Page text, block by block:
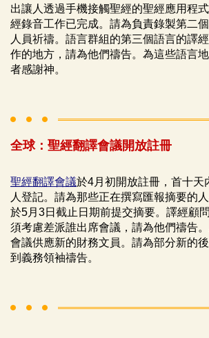
出讓人透過手機接觸聖經的聖經應用程
經錄音工作已完成。請為負責錄製第二
人員祈禱。語言群組的第三個語言的譯
作的地方，請為他們禱告。為這些語言
者感謝神。
全球：聖經翻譯會議開放註冊
聖經翻譯會議於4月初開放註冊，首十天
人登記。請為那些正在撰寫匯報摘要的
於5月3日截止日期前提交摘要。譯經顧
須考慮差派誰出席會議，請為他們禱告
會議供應新的財務文員。請為部分新的
到義務領袖禱告。